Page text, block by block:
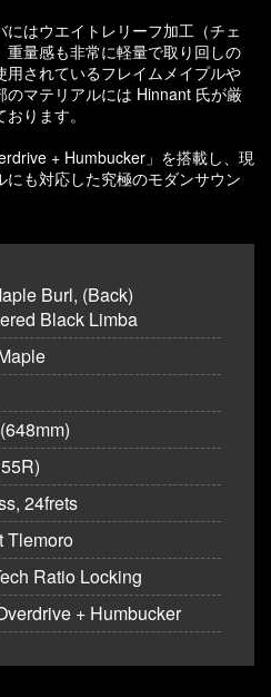
はウエイトレリーフ加工（チェ
重量感も非常に軽量で取り回しの
用されているフレイムメイプルや
マテリアルには Hinnant 氏が厳
ります。
+ Humbucker」を搭載し、現
も対応した究極のモダンサウン
Burl, (Back)
Black Limba
24frets
Tlemoro
Ratio Locking
+ Humbucker